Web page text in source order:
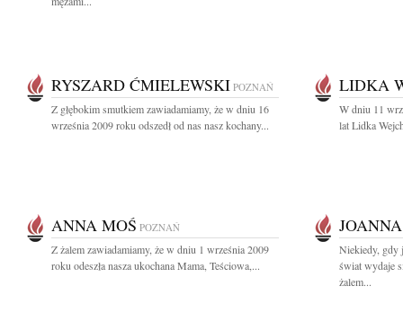
RYSZARD ĆMIELEWSKI POZNAŃ
Z głębokim smutkiem zawiadamiamy, że w dniu 16
września 2009 roku odszedł od nas nasz kochany...
LIDKA
W dniu 11
lat Lidka
ANNA MOŚ POZNAŃ
Z żalem zawiadamiamy, że w dniu 1 września 2009
roku odeszła nasza ukochana Mama, Teściowa,...
Niekiedy, gdy
świat wydaje
żalem...